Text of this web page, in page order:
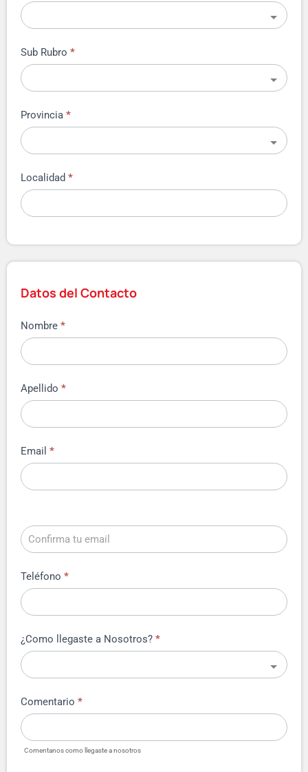
Sub Rubro *
Provincia *
Localidad *
Datos del Contacto
Nombre *
Apellido *
Email *
Teléfono *
¿Como llegaste a Nosotros? *
Comentario *
Comentanos como llegaste a nosotros